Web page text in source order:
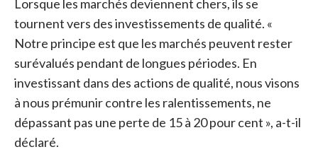
Lorsque les marchés deviennent chers, ils se
tournent vers des investissements de qualité. «
Notre principe est que les marchés peuvent rester
surévalués pendant de longues périodes. En
investissant dans des actions de qualité, nous visons
à nous prémunir contre les ralentissements, ne
dépassant pas une perte de 15 à 20 pour cent », a-t-il
déclaré.